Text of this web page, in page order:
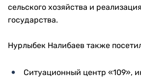
сельского хозяйства и
государства.
Нурлыбек Налибаев также
Ситуационный центр «109»,